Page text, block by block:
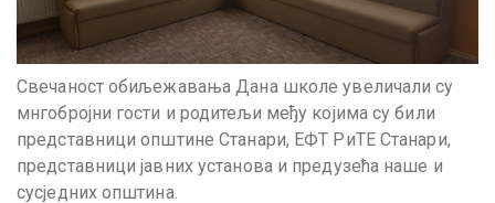
Свечаност обиљежавања Дана школе увеличали су
мнгобројни гости и родитељи међу којима су били
представници општине Станари, ЕФТ РиТЕ Станари,
представници јавних установа и предузећа наше и
сусједних општина.